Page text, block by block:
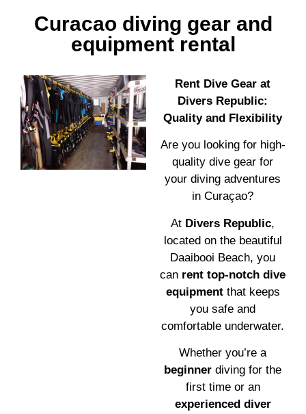
Curacao diving gear and
equipment rental
Rent Dive Gear at
Divers Republic:
Quality and Flexibility
Are you looking for high-
quality dive gear for
your diving adventures
in Curaçao?
At Divers Republic,
located on the beautiful
Daaibooi Beach, you
can rent top-notch dive
equipmentthat keeps
you safe and
comfortable underwater.
Whether you’re a
beginner diving for the
first time or an
experienced diver